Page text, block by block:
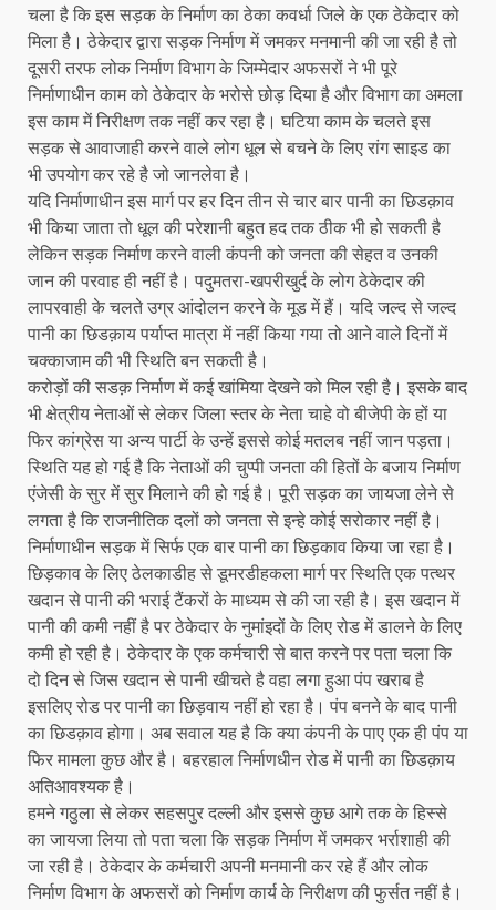
चला है कि इस सड़क के निर्माण का ठेका कवर्धा जिले के एक ठेकेदार को
मिला है। ठेकेदार द्वारा सड़क निर्माण में जमकर मनमानी की जा रही है तो
दूसरी तरफ लोक निर्माण विभाग के जिम्मेदार अफसरों ने भी पूरे
निर्माणाधीन काम को ठेकेदार के भरोसे छोड़ दिया है और विभाग का अमला
इस काम में निरीक्षण तक नहीं कर रहा है। घटिया काम के चलते इस
सड़क से आवाजाही करने वाले लोग धूल से बचने के लिए रांग साइड का
भी उपयोग कर रहे है जो जानलेवा है।
यदि निर्माणाधीन इस मार्ग पर हर दिन तीन से चार बार पानी का छिडक़ाव
भी किया जाता तो धूल की परेशानी बहुत हद तक ठीक भी हो सकती है
लेकिन सड़क निर्माण करने वाली कंपनी को जनता की सेहत व उनकी
जान की परवाह ही नहीं है। पदुमतरा-खपरीखुर्द के लोग ठेकेदार की
लापरवाही के चलते उग्र आंदोलन करने के मूड में हैं। यदि जल्द से जल्द
पानी का छिडक़ाय पर्याप्त मात्रा में नहीं किया गया तो आने वाले दिनों में
चक्काजाम की भी स्थिति बन सकती है।
करोड़ों की सडक़ निर्माण में कई खांमिया देखने को मिल रही है। इसके बाद
भी क्षेत्रीय नेताओं से लेकर जिला स्तर के नेता चाहे वो बीजेपी के हों या
फिर कांग्रेस या अन्य पार्टी के उन्हें इससे कोई मतलब नहीं जान पड़ता।
स्थिति यह हो गई है कि नेताओं की चुप्पी जनता की हितों के बजाय निर्माण
एंजेसी के सुर में सुर मिलाने की हो गई है। पूरी सड़क का जायजा लेने से
लगता है कि राजनीतिक दलों को जनता से इन्हे कोई सरोकार नहीं है।
निर्माणाधीन सड़क में सिर्फ एक बार पानी का छिड़काव किया जा रहा है।
छिड़काव के लिए ठेलकाडीह से डूमरडीहकला मार्ग पर स्थिति एक पत्थर
खदान से पानी की भराई टैंकरों के माध्यम से की जा रही है। इस खदान में
पानी की कमी नहीं है पर ठेकेदार के नुमांइदों के लिए रोड में डालने के लिए
कमी हो रही है। ठेकेदार के एक कर्मचारी से बात करने पर पता चला कि
दो दिन से जिस खदान से पानी खीचते है वहा लगा हुआ पंप खराब है
इसलिए रोड पर पानी का छिड़वाय नहीं हो रहा है। पंप बनने के बाद पानी
का छिडक़ाव होगा। अब सवाल यह है कि क्या कंपनी के पाए एक ही पंप या
फिर मामला कुछ और है। बहरहाल निर्माणधीन रोड में पानी का छिडक़ाय
अतिआवश्यक है।
हमने गठुला से लेकर सहसपुर दल्ली और इससे कुछ आगे तक के हिस्से
का जायजा लिया तो पता चला कि सड़क निर्माण में जमकर भर्राशाही की
जा रही है। ठेकेदार के कर्मचारी अपनी मनमानी कर रहे हैं और लोक
निर्माण विभाग के अफसरों को निर्माण कार्य के निरीक्षण की फुर्सत नहीं है।